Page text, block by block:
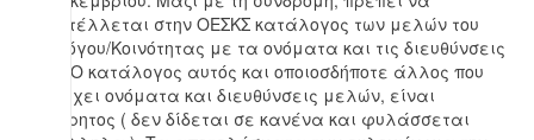
αποστέλλεται στην ΟΕΣΚΣ κατάλογος των μελών του
Συλλόγου/Κοινότητας με τα ονόματα και τις διευθύνσεις
τους. Ο κατάλογος αυτός και οποιοσδήποτε άλλος που
περιέχει ονόματα και διευθύνσεις μελών, είναι
απόρρητος ( δεν δίδεται σε κανένα και φυλάσσεται